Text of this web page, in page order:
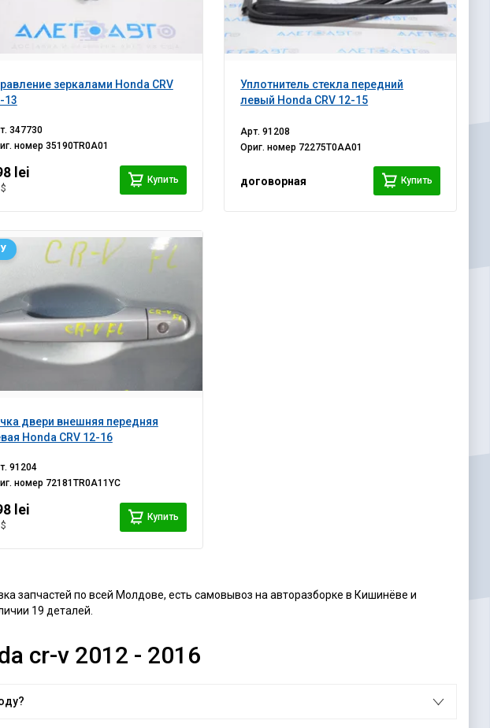
зеркалами Honda CRV
13
347730
номер 35190TR0A01
lei Купить
Уплотнитель стекла передний
левый Honda CRV 12-15
Арт.91208
Ориг. номер 72275T0AA01
договорная Купить
двери внешняя передняя
Honda CRV 12-16
91204
номер 72181TR0A11YC
lei Купить
запчастей по всей Молдове, есть самовывоз на авторазборке в Кишинёве и
19 деталей.
cr-v 2012 - 2016